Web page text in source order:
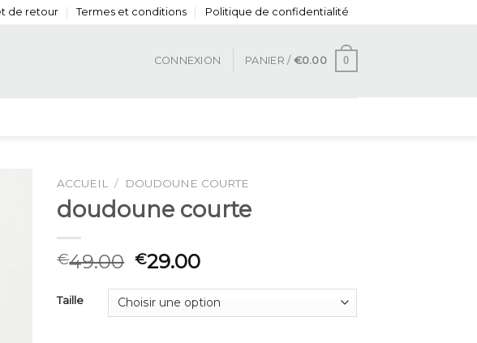
de retour Termes et conditions Politique de confidentialité
CONNEXION PANIER / €0.00 0
ACCUEIL / DOUDOUNE COURTE
doudoune courte
€49.00 €29.00
Taille